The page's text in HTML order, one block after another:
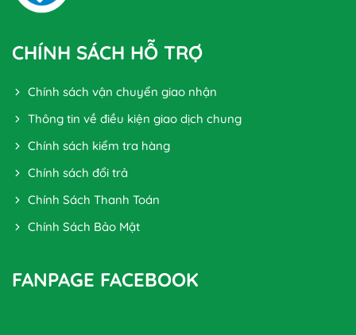
CHÍNH SÁCH HỖ TRỢ
Chính sách vận chuyển giao nhận
Thông tin về điều kiện giao dịch chung
Chính sách kiểm tra hàng
Chính sách đổi trả
Chính Sách Thanh Toán
Chính Sách Bảo Mật
FANPAGE FACEBOOK